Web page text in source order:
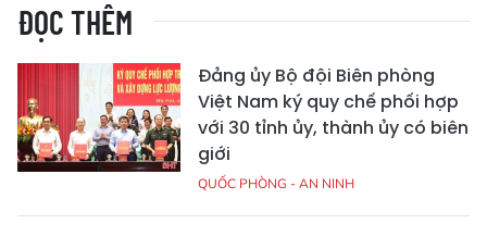
ĐỌC THÊM
Đảng ủy Bộ đội Biên phòng
Việt Nam ký quy chế phối hợp
với 30 tỉnh ủy, thành ủy có biên
giới
QUỐC PHÒNG - AN NINH